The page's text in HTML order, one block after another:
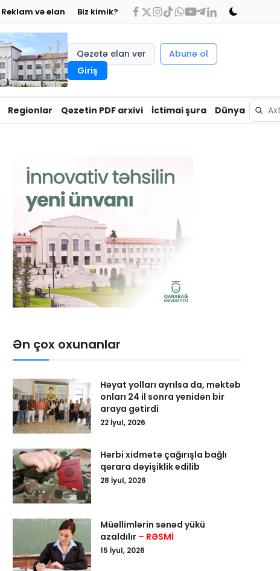
Reklam və elan Biz kimik?
Qəzetə elan ver
Abunə ol
Giriş
Regionlar Qəzetin PDF arxivi İctimai şura Dünya
Ən çox oxunanlar
Həyat yolları ayrılsa da, məktəb
onları 24 il sonra yenidən bir
araya gətirdi
22 İyul, 2026
Hərbi xidmətə çağırışla bağlı
qərara dəyişiklik edilib
28 İyul, 2026
Müəllimlərin sənəd yükü
azaldılır – RƏSMİ
15 İyul, 2026